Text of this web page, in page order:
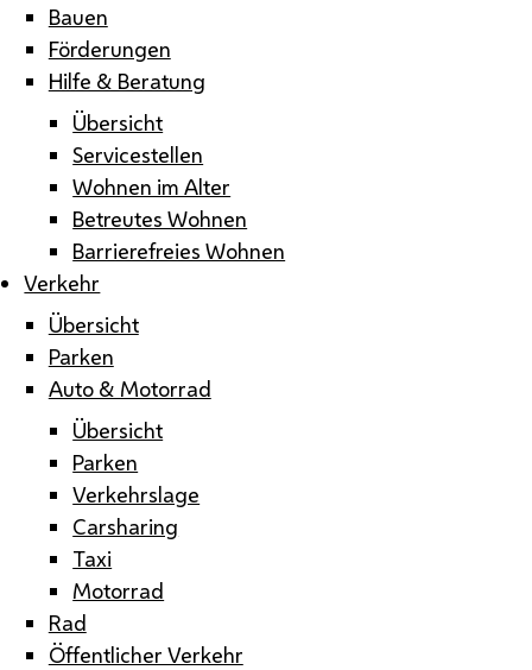
Bauen
Förderungen
Hilfe & Beratung
Übersicht
Servicestellen
Wohnen im Alter
Betreutes Wohnen
Barrierefreies Wohnen
Verkehr
Übersicht
Parken
Auto & Motorrad
Übersicht
Parken
Verkehrslage
Carsharing
Taxi
Motorrad
Rad
Öffentlicher Verkehr